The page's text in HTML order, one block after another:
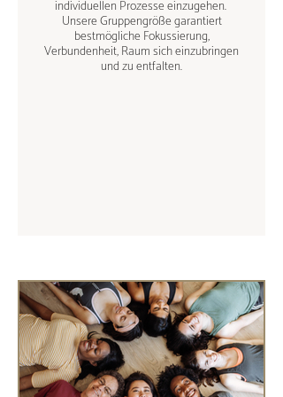
individuellen Prozesse einzugehen.
Unsere Gruppengröße garantiert
bestmögliche Fokussierung,
Verbundenheit, Raum sich einzubringen
und zu entfalten.